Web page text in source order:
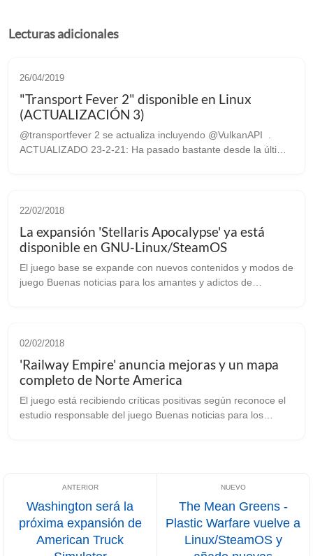
Lecturas adicionales
26/04/2019
"Transport Fever 2" disponible en Linux
(ACTUALIZACIÓN 3)
@transportfever 2 se actualiza incluyendo @VulkanAPI .
ACTUALIZADO 23-2-21: Ha pasado bastante desde la última
22/02/2018
La expansión 'Stellaris Apocalypse' ya está
disponible en GNU-Linux/SteamOS
El juego base se expande con nuevos contenidos y modos de
juego Buenas noticias para los amantes y adictos de
02/02/2018
'Railway Empire' anuncia mejoras y un mapa
completo de Norte America
El juego está recibiendo críticas positivas según reconoce el
estudio responsable del juego Buenas noticias para los
Washington será la
próxima expansión de
American Truck
The Mean Greens -
Plastic Warfare vuelve a
Linux/SteamOS y